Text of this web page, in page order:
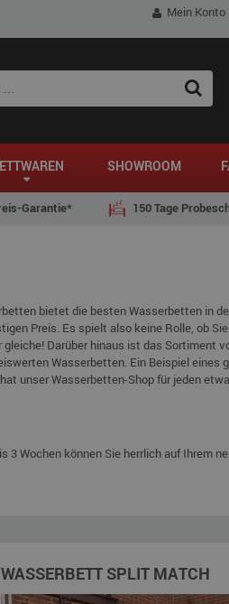
Mein Konto
SHOWROOM
Garantie* 150 Tage
bietet die besten Wasserbetten in
Preis. Es spielt also keine Rolle, ob
gleiche! Darüber hinaus ist das Sortiment
Wasserbetten. Ein Beispiel eines
unser Wasserbetten-Shop für jeden
3 Wochen können Sie herrlich auf Ihrem
WASSERBETT SPLIT MATCH